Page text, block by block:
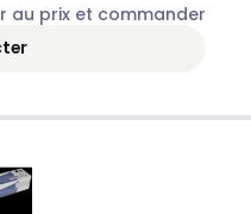
au prix et commander